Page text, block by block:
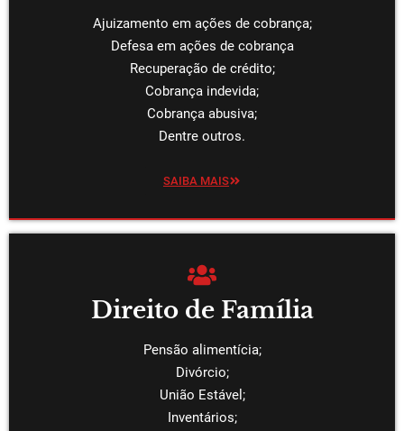
Ajuizamento em ações de cobrança;
Defesa em ações de cobrança
Recuperação de crédito;
Cobrança indevida;
Cobrança abusiva;
Dentre outros.
SAIBA MAIS
Direito de Família
Pensão alimentícia;
Divórcio;
União Estável;
Inventários;